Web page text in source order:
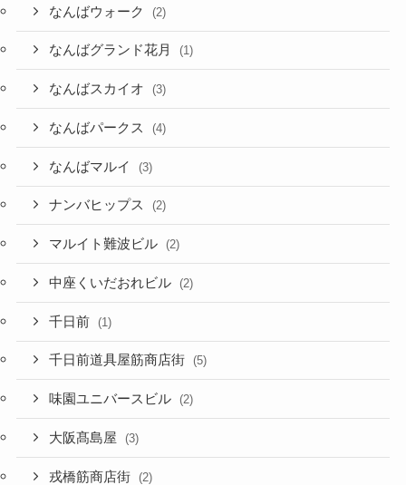
なんばウォーク (2)
なんばグランド花月 (1)
なんばスカイオ (3)
なんばパークス (4)
なんばマルイ (3)
ナンバヒップス (2)
マルイト難波ビル (2)
中座くいだおれビル (2)
千日前 (1)
千日前道具屋筋商店街 (5)
味園ユニバースビル (2)
大阪髙島屋 (3)
戎橋筋商店街 (2)